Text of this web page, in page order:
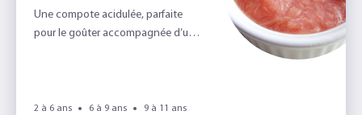
Une compote acidulée, parfaite
pour le goûter accompagnée d’une
2 à 6 ans 6 à 9 ans 9 à 11 ans